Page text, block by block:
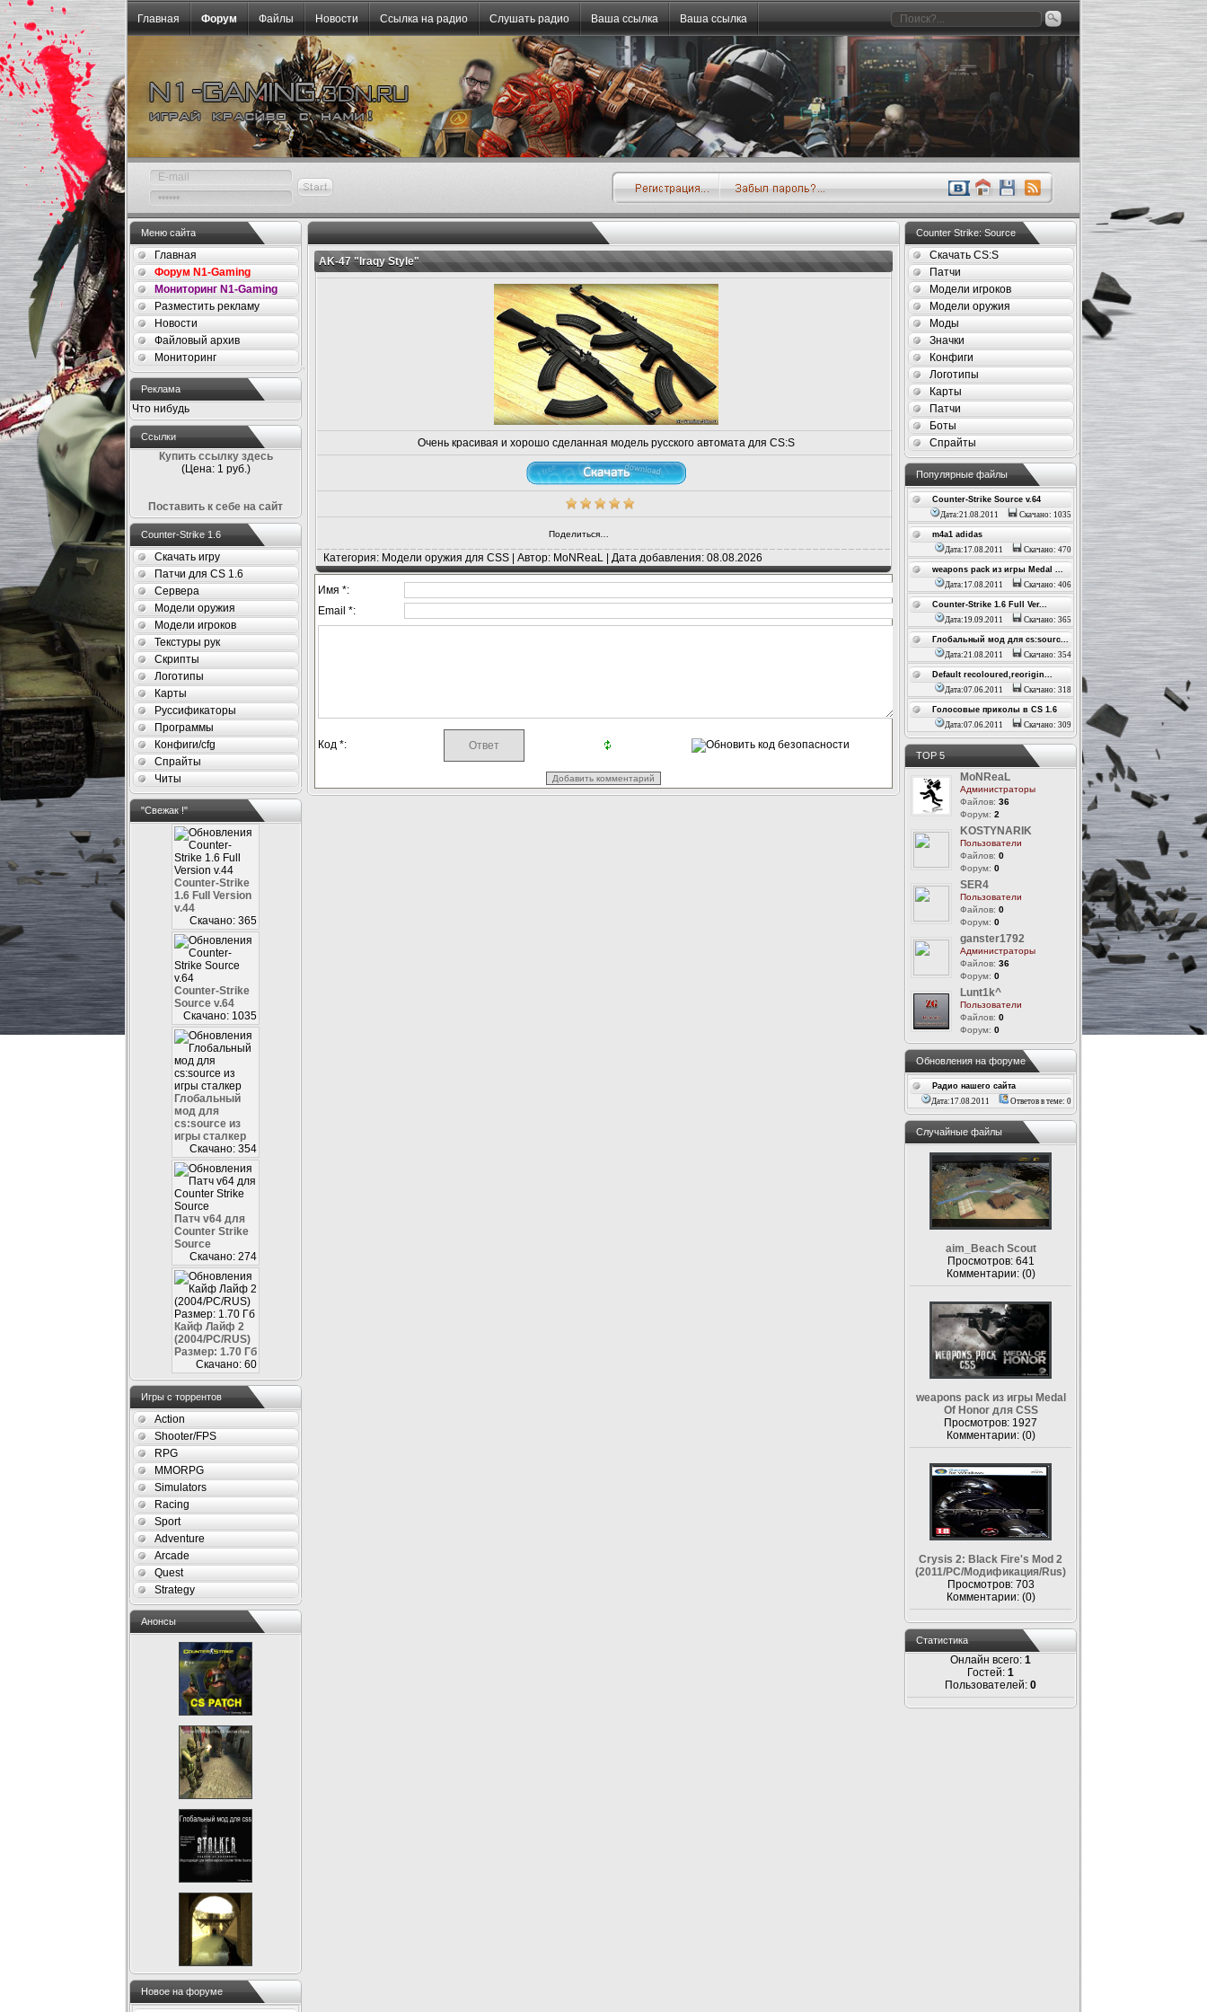
Главная Форум Файлы Новости Ссылка на радио Слушать радио Ваша ссылка Ваша ссылка
Меню сайта
Главная
Форум N1-Gaming
Мониторинг N1-Gaming
Разместить рекламу
Новости
Файловый архив
Мониторинг
Реклама
Что нибудь
Ссылки
Купить ссылку здесь
(Цена: 1 руб.)
Поставить к себе на сайт
Counter-Strike 1.6
Скачать игру
Патчи для CS 1.6
Сервера
Модели оружия
Модели игроков
Текстуры рук
Скрипты
Логотипы
Карты
Руссификаторы
Программы
Конфиги/cfg
Спрайты
Читы
"Свежак !"
Counter-Strike
1.6 Full Version
v.44
Скачано: 365
Counter-Strike
Source v.64
Скачано: 1035
Глобальный
мод для
cs:source из
игры сталкер
Скачано: 354
Патч v64 для
Counter Strike
Source
Скачано: 274
Кайф Лайф 2
(2004/PC/RUS)
Размер: 1.70 Гб
Скачано: 60
Игры с торрентов
Action
Shooter/FPS
RPG
MMORPG
Simulators
Racing
Sport
Adventure
Arcade
Quest
Strategy
Анонсы
Новое на форуме
AK-47 "Iraqy Style"
Очень красивая и хорошо сделанная модель русского автомата для CS:S
Поделиться…
Категория: Модели оружия для CSS | Автор: MoNReaL | Дата добавления: 08.08.2026
Имя *:
Email *:
Код *:
Counter Strike: Source
Скачать CS:S
Патчи
Модели игроков
Модели оружия
Моды
Значки
Конфиги
Логотипы
Карты
Патчи
Боты
Спрайты
Популярные файлы
Counter-Strike Source v.64
Дата:21.08.2011
Скачано: 1035
m4a1 adidas
Дата:17.08.2011
Скачано: 470
weapons pack из игры Medal ...
Дата:17.08.2011
Скачано: 406
Counter-Strike 1.6 Full Ver...
Дата:19.09.2011
Скачано: 365
Глобальный мод для cs:sourc...
Дата:21.08.2011
Скачано: 354
Default recoloured,reorigin...
Дата:07.06.2011
Скачано: 318
Голосовые приколы в CS 1.6
Дата:07.06.2011
Скачано: 309
ТОР 5
MoNReaL
Администраторы
Файлов: 36
Форум: 2
KOSTYNARIK
Пользователи
Файлов: 0
Форум: 0
SER4
Пользователи
Файлов: 0
Форум: 0
ganster1792
Администраторы
Файлов: 36
Форум: 0
Lunt1k^
Пользователи
Файлов: 0
Форум: 0
Обновления на форуме
Радио нашего сайта
Дата:17.08.2011
Ответов в теме: 0
Случайные файлы
aim_Beach Scout
Просмотров: 641
Комментарии: (0)
weapons pack из игры Medal
Of Honor для CSS
Просмотров: 1927
Комментарии: (0)
Crysis 2: Black Fire's Mod 2
(2011/РС/Модификация/Rus)
Просмотров: 703
Комментарии: (0)
Статистика
Онлайн всего: 1
Гостей: 1
Пользователей: 0